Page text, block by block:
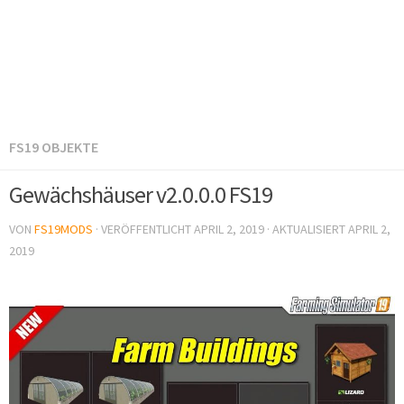
FS19 OBJEKTE
Gewächshäuser v2.0.0.0 FS19
VON FS19MODS · VERÖFFENTLICHTAPRIL 2, 2019 · AKTUALISIERTAPRIL 2,
2019